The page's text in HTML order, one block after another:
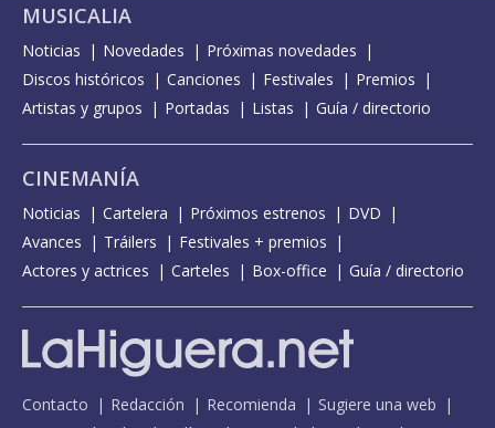
MUSICALIA
Noticias Novedades
Próximas novedades
Discos históricos
Canciones Festivales
Premios
Artistas y grupos
Portadas Listas Guía / directorio
CINEMANÍA
Noticias Cartelera Próximos estrenos
DVD
Avances
Tráilers
Festivales + premios
Actores y actrices
Carteles Box-office Guía / directorio
Contacto Redacción Recomienda
Sugiere una web